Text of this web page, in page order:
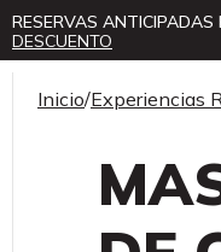
RESERVAS ANTICIPADAS
DESCUENTO
Inicio/Experiencias